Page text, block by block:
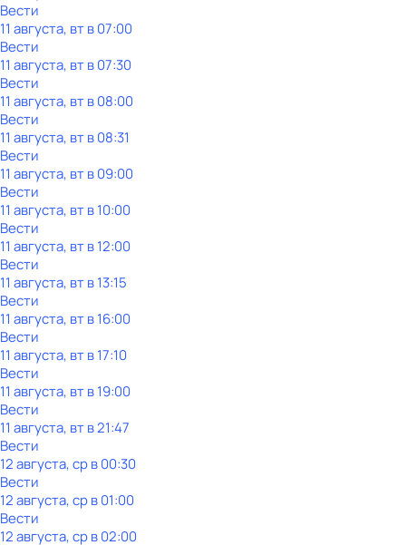
Вести
11 августа, вт в 07:00
Вести
11 августа, вт в 07:30
Вести
11 августа, вт в 08:00
Вести
11 августа, вт в 08:31
Вести
11 августа, вт в 09:00
Вести
11 августа, вт в 10:00
Вести
11 августа, вт в 12:00
Вести
11 августа, вт в 13:15
Вести
11 августа, вт в 16:00
Вести
11 августа, вт в 17:10
Вести
11 августа, вт в 19:00
Вести
11 августа, вт в 21:47
Вести
12 августа, ср в 00:30
Вести
12 августа, ср в 01:00
Вести
12 августа, ср в 02:00